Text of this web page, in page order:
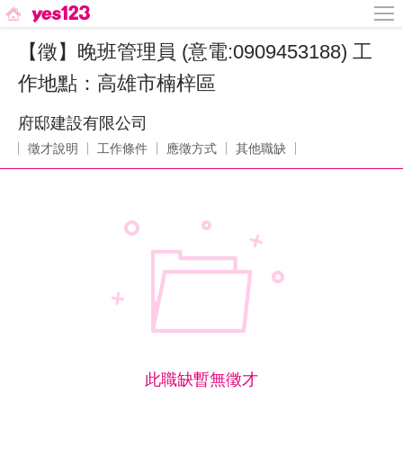
【徵】晚班管理員 (意電:0909453188) 工
作地點：高雄市楠梓區
府邸建設有限公司
徵才說明 工作條件 應徵方式 其他職缺
此職缺暫無徵才